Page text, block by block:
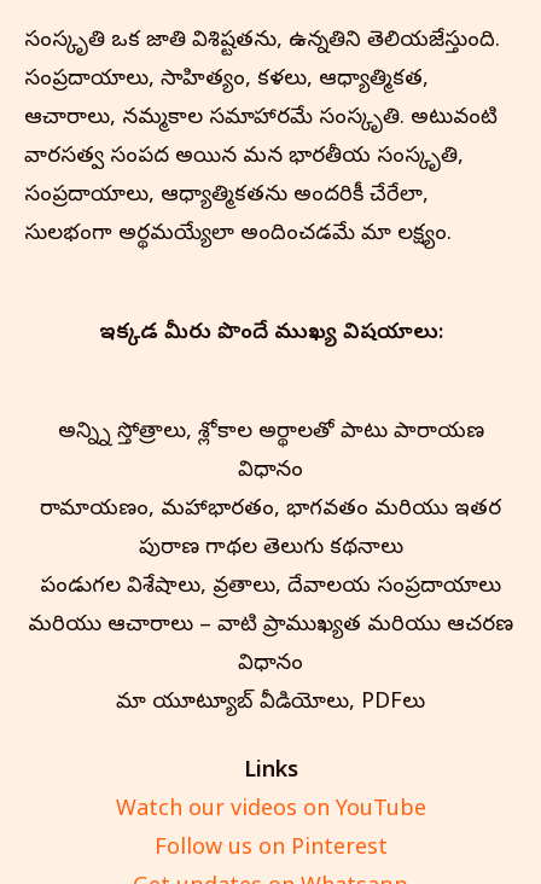
సంస్కృతి ఒక జాతి విశిష్టతను, ఉన్నతిని తెలియజేస్తుంది.
సంప్రదాయాలు, సాహిత్యం, కళలు, ఆధ్యాత్మికత,
ఆచారాలు, నమ్మకాల సమాహారమే సంస్కృతి. అటువంటి
వారసత్వ సంపద అయిన మన భారతీయ సంస్కృతి,
సంప్రదాయాలు, ఆధ్యాత్మికతను అందరికీ చేరేలా,
సులభంగా అర్థమయ్యేలా అందించడమే మా లక్ష్యం.
ఇక్కడ మీరు పొందే ముఖ్య విషయాలు:
అన్న్ని స్తోత్రాలు, శ్లోకాల అర్థాలతో పాటు పారాయణ
విధానం
రామాయణం, మహాభారతం, భాగవతం మరియు ఇతర
పురాణ గాథల తెలుగు కథనాలు
పండుగల విశేషాలు, వ్రతాలు, దేవాలయ సంప్రదాయాలు
మరియు ఆచారాలు – వాటి ప్రాముఖ్యత మరియు ఆచరణ
విధానం
మా యూట్యూబ్ వీడియోలు, PDFలు
Links
Watch our videos on YouTube
Follow us on Pinterest